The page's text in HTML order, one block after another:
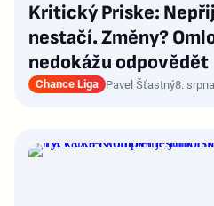
Kritický Priske:
nestačí. Změny?
nedokážu odpovědět
Chance Liga Pavel Šťastný8.